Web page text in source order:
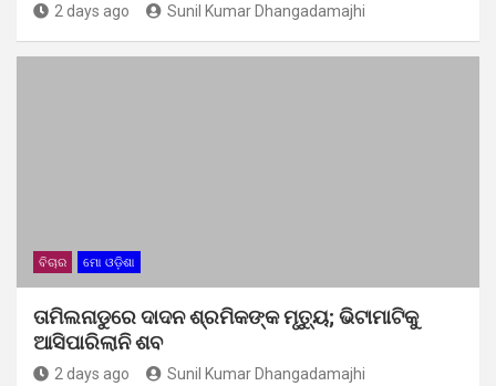
2 days ago Sunil Kumar Dhangadamajhi
ବିଚାର ମୋ ଓଡ଼ିଶା
ତାମିଲନାଡୁରେ ଦାଦନ ଶ୍ରମିକଙ୍କ ମୃତ୍ୟୁ; ଭିଟାମାଟିକୁ
ଆସିପାରିଲାନି ଶବ
2 days ago Sunil Kumar Dhangadamajhi